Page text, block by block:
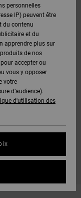
personnelles
IP) peuvent être
du contenu
et du
apprendre plus sur
de nos
accepter ou
vous y opposer
votre
d’audience).
d'utilisation des